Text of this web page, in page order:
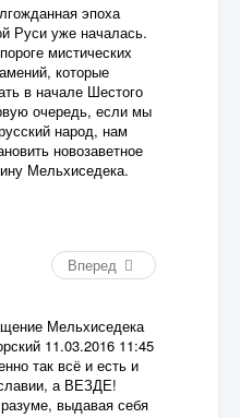
эпоха
Руси уже началась.
мистических
которые
в начале Шестого
очередь, если мы
народ, нам
новозаветное
Мельхиседека.
Вперед
Мельхиседека
11.03.2016 11:45
так всё и есть и
а ВЕЗДЕ!
выдавая себя